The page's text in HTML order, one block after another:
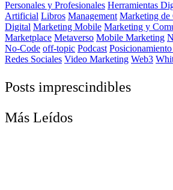
Personales y Profesionales Herramientas
Artificial Libros Management Marketing de
Digital Marketing Mobile Marketing y
Marketplace Metaverso Mobile Marketing
No-Code off-topic Podcast
Redes Sociales Video Marketing Web3
Posts imprescindibles
Más Leídos